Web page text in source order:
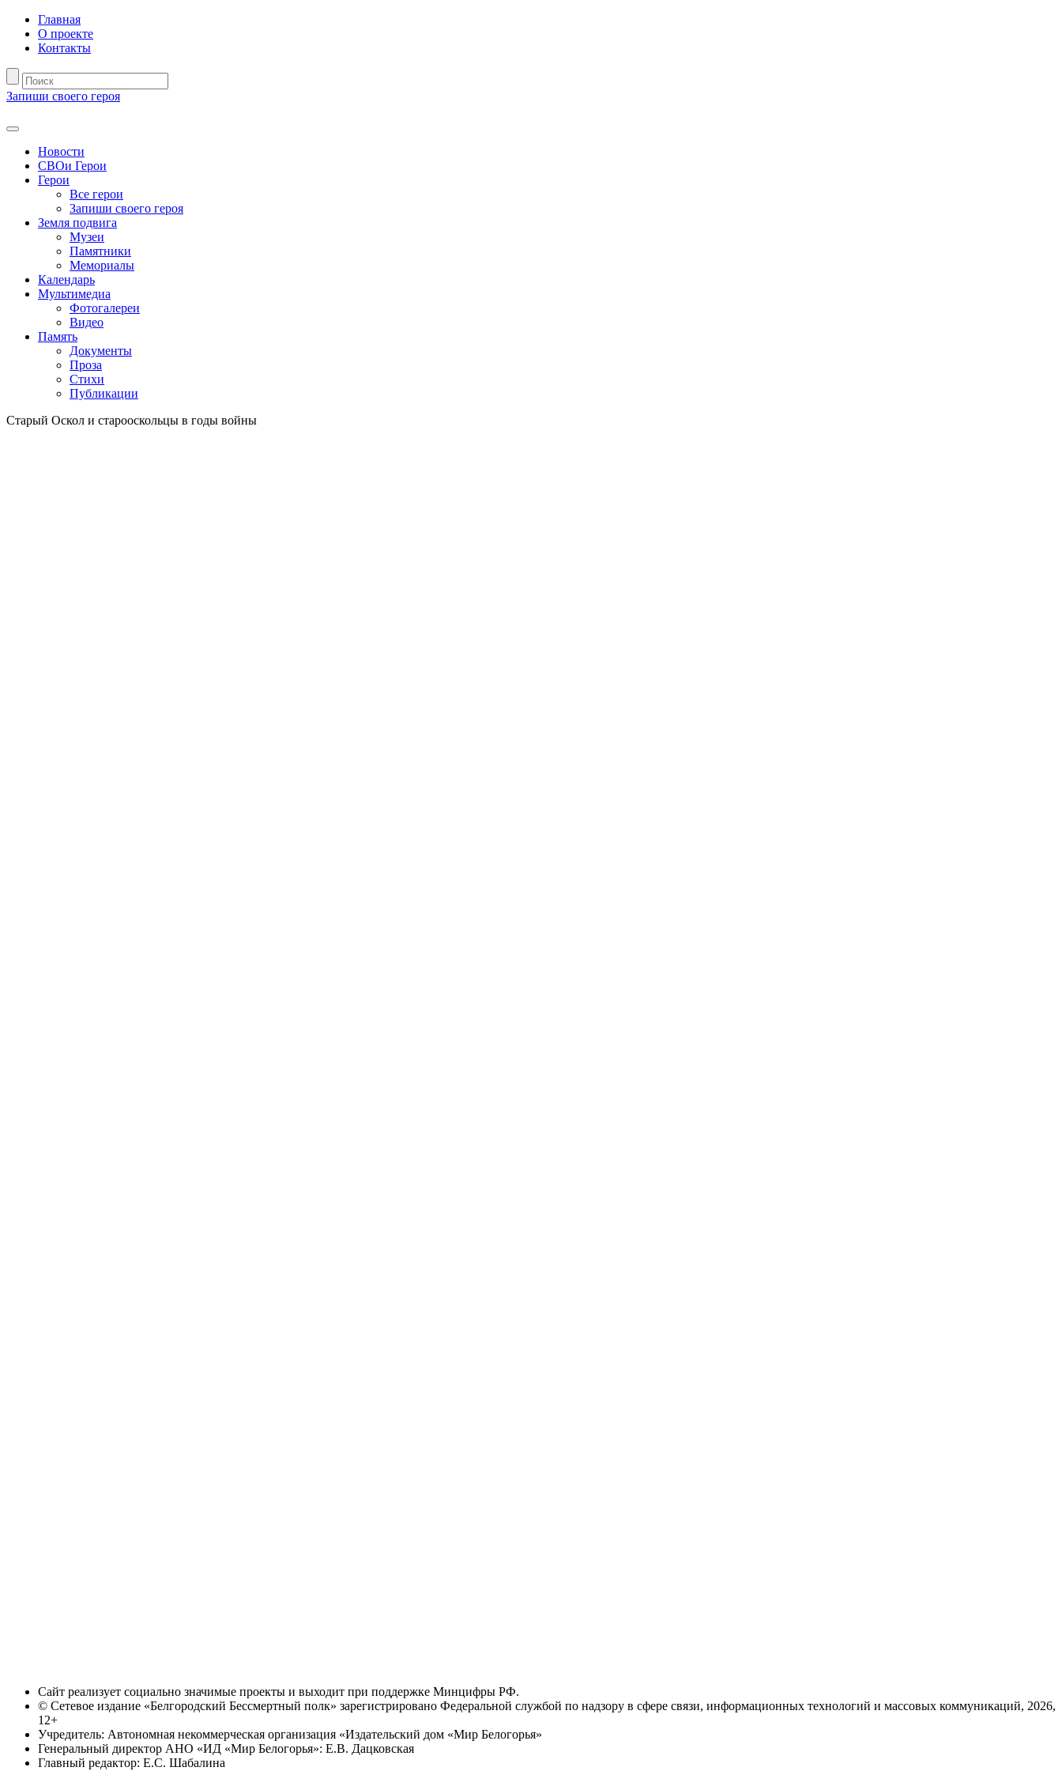
Главная
О проекте
Контакты
Запиши своего героя
Новости
СВОи Герои
Герои
Все герои
Запиши своего героя
Земля подвига
Музеи
Памятники
Мемориалы
Календарь
Мультимедиа
Фотогалереи
Видео
Память
Документы
Проза
Стихи
Публикации
Старый Оскол и старооскольцы в годы войны
Сайт реализует социально значимые проекты и выходит при поддержке Минцифры РФ.
© Сетевое издание «Белгородский Бессмертный полк» зарегистрировано Федеральной службой по надзору в сфере связи, информационных технологий и массовых коммуникаций, 2026,
12+
Учредитель: Автономная некоммерческая организация «Издательский дом «Мир Белогорья»
Генеральный директор АНО «ИД «Мир Белогорья»: Е.В. Дацковская
Главный редактор: Е.С. Шабалина